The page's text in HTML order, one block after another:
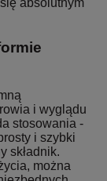
i wyglądu
stosowania -
i szybki
składnik.
można